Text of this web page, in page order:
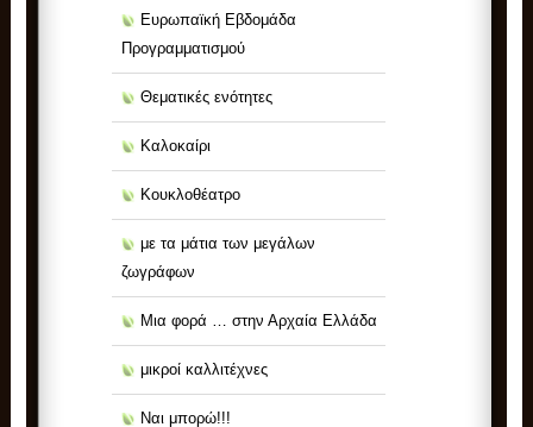
Ευρωπαϊκή Εβδομάδα
Προγραμματισμού
Θεματικές ενότητες
Καλοκαίρι
Κουκλοθέατρο
με τα μάτια των μεγάλων
ζωγράφων
Μια φορά … στην Αρχαία Ελλάδα
μικροί καλλιτέχνες
Ναι μπορώ!!!